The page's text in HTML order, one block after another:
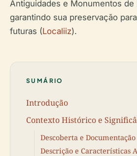
Antiguidades e Monumentos de
garantindo sua preservação
futuras (Localiiz).
SUMÁRIO
Introdução
Contexto Histórico e
Descoberta e
Descrição e Características